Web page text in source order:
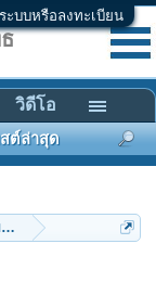
ะบบหรือลงทะเบียน
วชนาคหมู่ วัดเด่นกระต่
ต์ล่าสุด
วิดีโอ